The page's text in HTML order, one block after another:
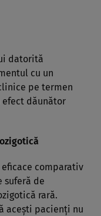
datorită
cu un
pe termen
efect dăunător
eficace comparativ
suferă de
rară.
aceşti pacienţi nu